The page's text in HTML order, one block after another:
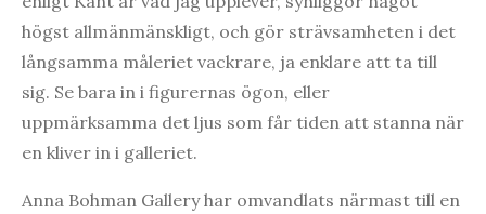
högst allmänmänskligt, och gör strävsamheten i det
långsamma måleriet vackrare, ja enklare att ta till
sig. Se bara in i figurernas ögon, eller
uppmärksamma det ljus som får tiden att stanna när
en kliver in i galleriet.
Anna Bohman Gallery har omvandlats närmast till en